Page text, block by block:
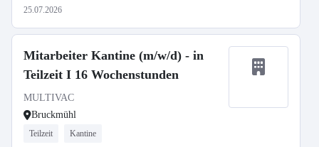
25.07.2026
Mitarbeiter Kantine (m/w/d) - in
Teilzeit I 16 Wochenstunden
MULTIVAC
Bruckmühl
Teilzeit Kantine